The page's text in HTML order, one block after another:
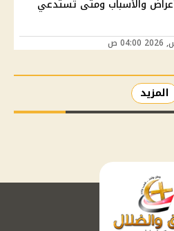
والأسباب ومتى تستدعي
المزيد